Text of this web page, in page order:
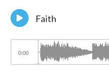
Faith
0:00